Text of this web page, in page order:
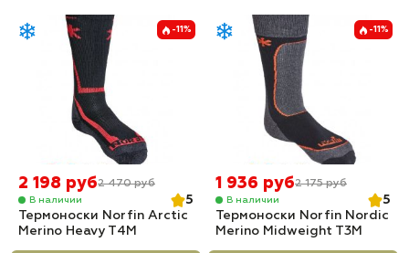
-11%
2 198 руб2 470 руб
В наличии
5
Термоноски Norfin Arctic
Merino Heavy T4M
-11%
1 936 руб2 175 руб
В наличии
5
Термоноски Norfin Nordic
Merino Midweight T3M